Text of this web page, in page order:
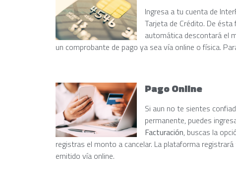
Ingresa a tu cuenta de
Tarjeta de Crédito. De
automática descontará el
un comprobante de pago ya sea vía online o física.
Pago Online
Si aun no te sientes
permanente, puedes
Facturación, buscas la
registras el monto a cancelar. La plataforma
emitido vía online.